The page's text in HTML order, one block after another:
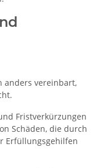
anders vereinbart,
Fristverkürzungen
Schäden, die durch
Erfüllungsgehilfen